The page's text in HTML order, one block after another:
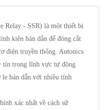
Relay - SSR) là một thiết bị
kiện bán dẫn để đóng cắt
điện truyền thống. Autonics
tín trong lĩnh vực tự động
le bán dẫn với nhiều tính
xác nhất về cách sử